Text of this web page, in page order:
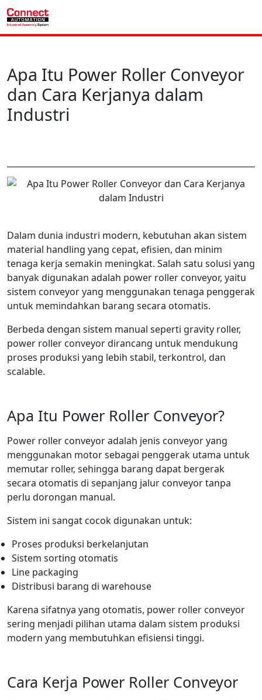
Apa Itu Power Roller Conveyor
dan Cara Kerjanya dalam
Industri
Dalam dunia industri modern, kebutuhan akan sistem
material handling yang cepat, efisien, dan minim
tenaga kerja semakin meningkat. Salah satu solusi yang
banyak digunakan adalah power roller conveyor, yaitu
sistem conveyor yang menggunakan tenaga penggerak
untuk memindahkan barang secara otomatis.
Berbeda dengan sistem manual seperti gravity roller,
power roller conveyor dirancang untuk mendukung
proses produksi yang lebih stabil, terkontrol, dan
scalable.
Apa Itu Power Roller Conveyor?
Power roller conveyor adalah jenis conveyor yang
menggunakan motor sebagai penggerak utama untuk
memutar roller, sehingga barang dapat bergerak
secara otomatis di sepanjang jalur conveyor tanpa
perlu dorongan manual.
Sistem ini sangat cocok digunakan untuk:
Proses produksi berkelanjutan
Sistem sorting otomatis
Line packaging
Distribusi barang di warehouse
Karena sifatnya yang otomatis, power roller conveyor
sering menjadi pilihan utama dalam sistem produksi
modern yang membutuhkan efisiensi tinggi.
Cara Kerja Power Roller Conveyor